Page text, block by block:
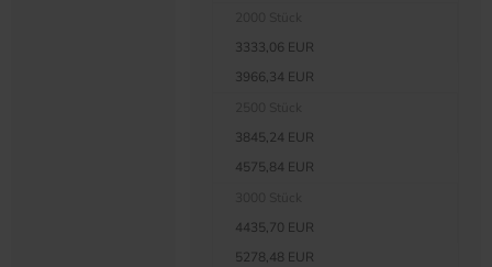
3333,06 EUR
3966,34 EUR
3845,24 EUR
4575,84 EUR
4435,70 EUR
5278,48 EUR